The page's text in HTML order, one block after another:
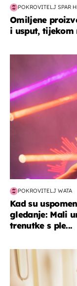
POKROVITELJ SPAR
Omiljene
i usput, tijekom
POKROVITELJ WATA
Kad su
gledanje: Mali
trenutke s ple...
moda & ljepota